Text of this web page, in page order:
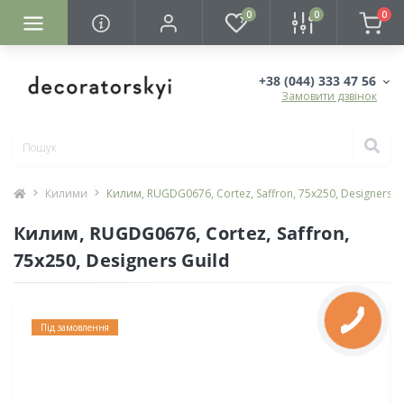
0 0 0
+38 (044) 333 47 56
Замовити дзвінок
Килими Килим, RUGDG0676, Cortez, Saffron, 75х250, Designers
Килим, RUGDG0676, Cortez, Saffron,
75х250, Designers Guild
Під замовлення